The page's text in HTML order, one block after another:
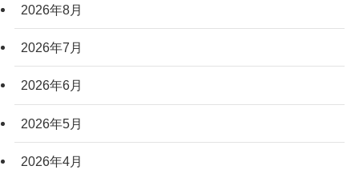
2026年8月
2026年7月
2026年6月
2026年5月
2026年4月